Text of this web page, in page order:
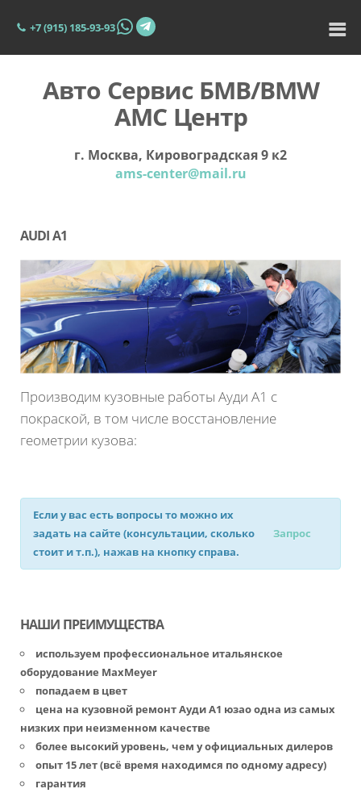
+7 (915) 185-93-93
Авто Сервис БМВ/BMW
АМС Центр
г. Москва, Кировоградская 9 к2
ams-center@mail.ru
AUDI A1
Производим кузовные работы Ауди А1 с
покраской, в том числе восстановление
геометрии кузова:
Если у вас есть вопросы то можно их
задать на сайте (консультации, сколько
стоит и т.п.), нажав на кнопку справа.
Запрос
НАШИ ПРЕИМУЩЕСТВА
используем профессиональное итальянское
оборудование MaxMeyer
попадаем в цвет
цена на кузовной ремонт Ауди А1 юзао одна из самых
низких при неизменном качестве
более высокий уровень, чем у официальных дилеров
опыт 15 лет (всё время находимся по одному адресу)
гарантия